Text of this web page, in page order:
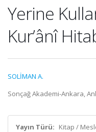
Yerine
Kur’ânî
SOLİMAN A.
Sonçağ Akademi-Ankara,
Yayın Türü: Kitap /